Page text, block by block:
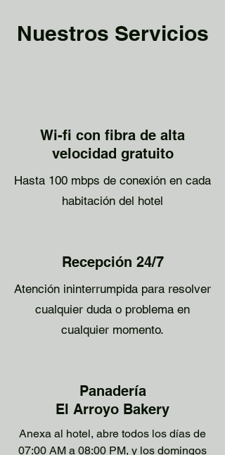
Nuestros Servicios
Wi-fi con fibra de alta
velocidad gratuito
Hasta 100 mbps de conexión en cada
habitación del hotel
Recepción 24/7
Atención ininterrumpida para resolver
cualquier duda o problema en
cualquier momento.
Panadería
El Arroyo Bakery
Anexa al hotel, abre todos los días de
07:00 AM a 08:00 PM, y los domingos